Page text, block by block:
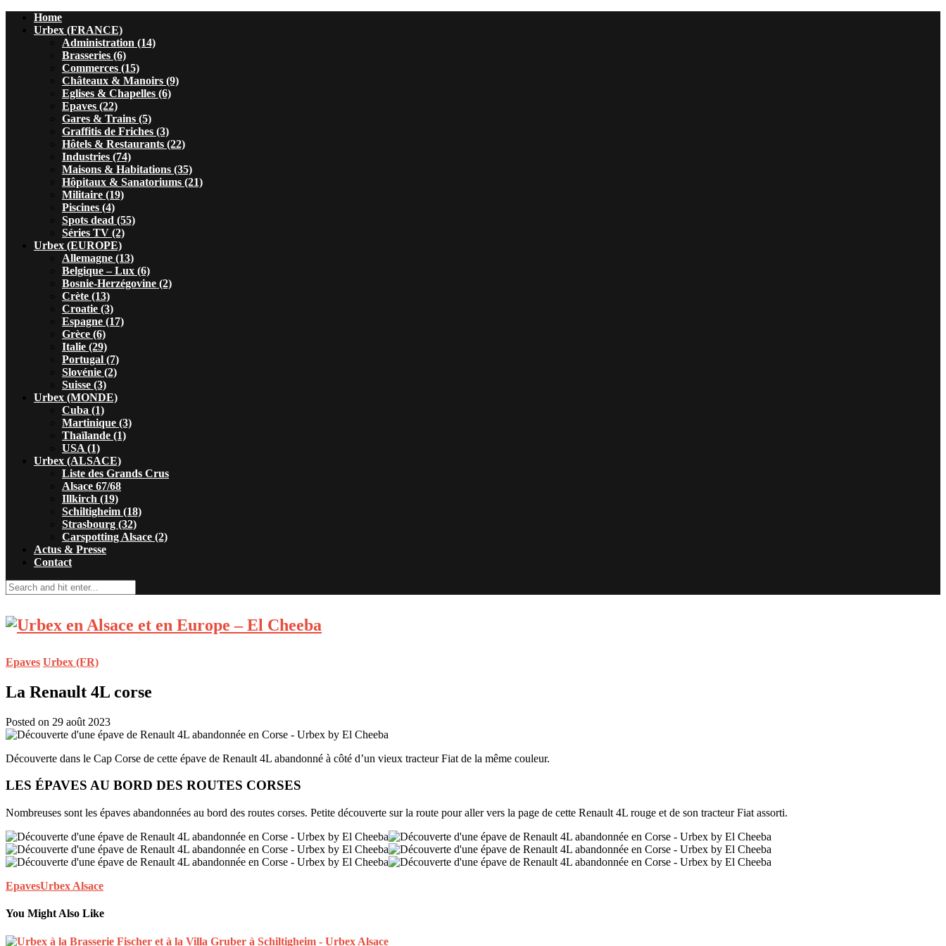
Home
Urbex (FRANCE)
Administration (14)
Brasseries (6)
Commerces (15)
Châteaux & Manoirs (9)
Eglises & Chapelles (6)
Epaves (22)
Gares & Trains (5)
Graffitis de Friches (3)
Hôtels & Restaurants (22)
Industries (74)
Maisons & Habitations (35)
Hôpitaux & Sanatoriums (21)
Militaire (19)
Piscines (4)
Spots dead (55)
Séries TV (2)
Urbex (EUROPE)
Allemagne (13)
Belgique – Lux (6)
Bosnie-Herzégovine (2)
Crète (13)
Croatie (3)
Espagne (17)
Grèce (6)
Italie (29)
Portugal (7)
Slovénie (2)
Suisse (3)
Urbex (MONDE)
Cuba (1)
Martinique (3)
Thaïlande (1)
USA (1)
Urbex (ALSACE)
Liste des Grands Crus
Alsace 67/68
Illkirch (19)
Schiltigheim (18)
Strasbourg (32)
Carspotting Alsace (2)
Actus & Presse
Contact
Epaves Urbex (FR)
La Renault 4L corse
Posted on 29 août 2023
Découverte dans le Cap Corse de cette épave de Renault 4L abandonné à côté d’un vieux tracteur Fiat de la même couleur.
LES ÉPAVES AU BORD DES ROUTES CORSES
Nombreuses sont les épaves abandonnées au bord des routes corses. Petite découverte sur la route pour aller vers la page de cette Renault 4L rouge et de son tracteur Fiat assorti.
EpavesUrbex Alsace
You Might Also Like